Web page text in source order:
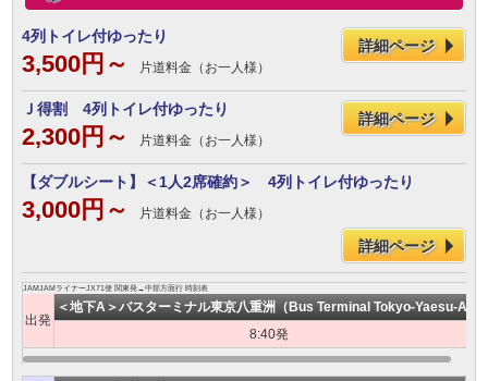
4列トイレ付ゆったり
3,500円～ 片道料金（お一人様）
詳細ページ
Ｊ得割 4列トイレ付ゆったり
2,300円～ 片道料金（お一人様）
詳細ページ
【ダブルシート】＜1人2席確約＞ 4列トイレ付ゆったり
3,000円～ 片道料金（お一人様）
詳細ページ
JAMJAMライナーJX71便 関東発→中部方面行 時刻表
出発
＜地下A＞バスターミナル東京八重洲（Bus Terminal Tokyo-Yaesu-A）
8:40発